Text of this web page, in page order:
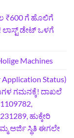
₹600 ಗೆ ಹೊಲಿಗೆ
ಲಾಸ್ಟ್‌ ಡೇಟ್‌ ಒಳಗೆ
Machines
Status)
ಗಮನಕ್ಕೆ! ದಾಖಲೆ
ಹುಕ್ಕೇರಿ
ಅರ್ಜಿ ಸ್ಥಿತಿ ಈಗಲೇ